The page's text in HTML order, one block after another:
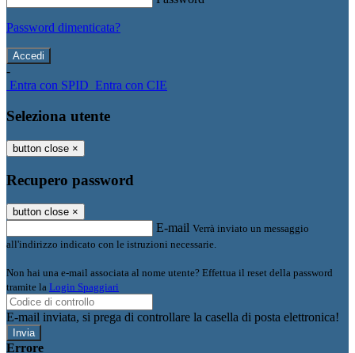
Password dimenticata?
-
Entra con SPID Entra con CIE
Seleziona utente
button close ×
Recupero password
button close ×
E-mail Verrà inviato un messaggio
all'indirizzo indicato con le istruzioni necessarie.
Non hai una e-mail associata al nome utente? Effettua il reset della password
tramite la Login Spaggiari
E-mail inviata, si prega di controllare la casella di posta elettronica!
Errore